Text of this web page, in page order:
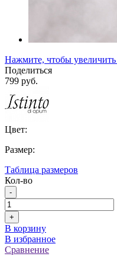
Нажмите, чтобы
Поделиться
799 руб.
Цвет:
Размер:
Таблица размеров
Кол-во
-
+
В корзину
В избранное
Сравнение